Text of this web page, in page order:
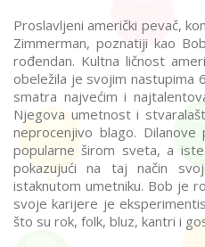
Proslavljeni američki pevač,
Zimmerman, poznatiji kao
rođendan. Kultna ličnost
obeležila je svojim nastupima
smatra najvećim i
Njegova umetnost i
neprocenjivo blago.
popularne širom sveta, a
pokazujući na taj način
istaknutom umetniku. Bob je
svoje karijere je
što su rok, folk, bluz, kantri i